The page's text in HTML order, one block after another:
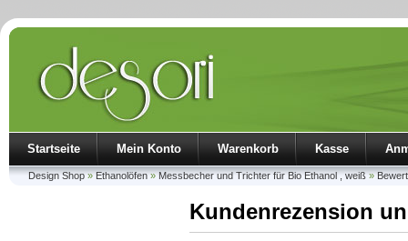
Startseite Mein Konto Warenkorb Kasse
Design Shop»Ethanolöfen»Messbecher und Trichter für Bio Ethanol , weiß»
Kundenrezension